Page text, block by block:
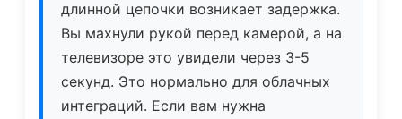
длинной цепочки возникает задержка.
Вы махнули рукой перед камерой, а на
телевизоре это увидели через 3-5
секунд. Это нормально для облачных
интеграций. Если вам нужна